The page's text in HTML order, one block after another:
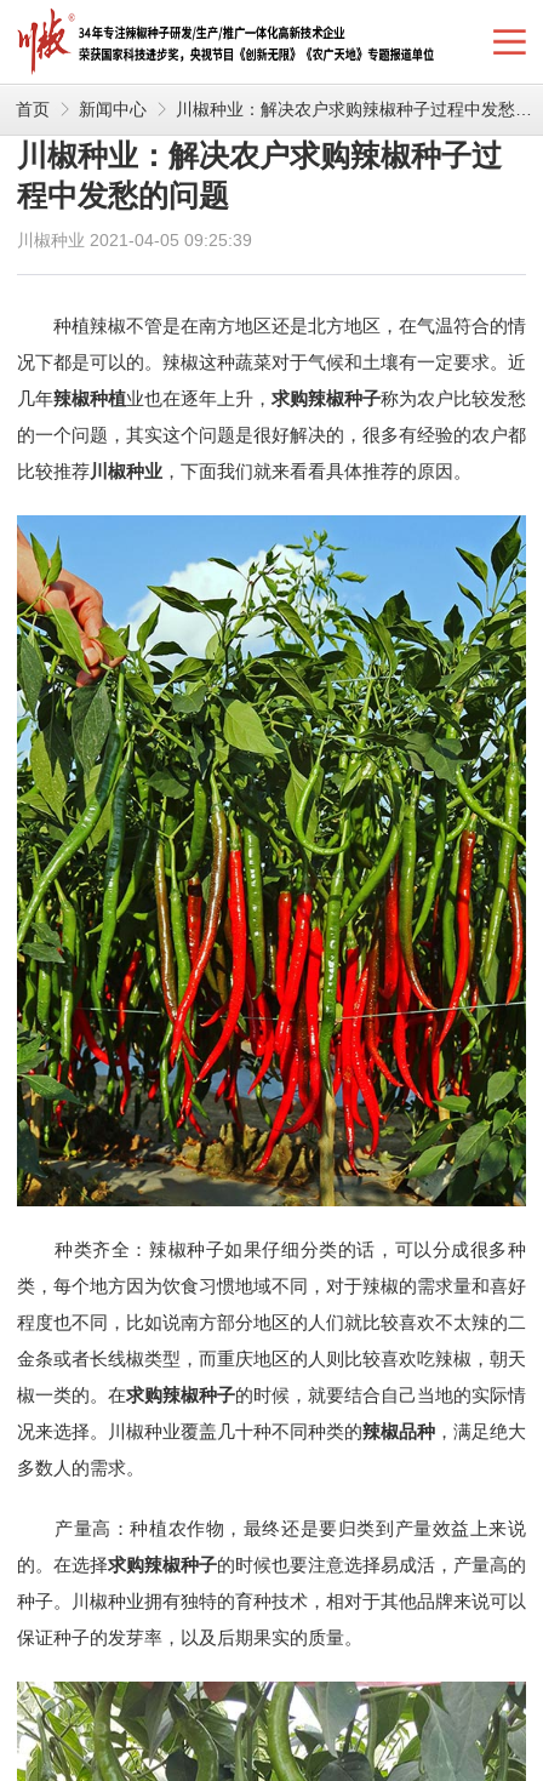
首页 新闻中心 川椒种业：解决农户求购辣椒种子过程中发愁的问题
川椒种业：解决农户求购辣椒种子过
程中发愁的问题
川椒种业 2021-04-05 09:25:39
种植辣椒不管是在南方地区还是北方地区，在气温符合的情
况下都是可以的。辣椒这种蔬菜对于气候和土壤有一定要求。近
几年辣椒种植业也在逐年上升， 求购辣椒种子称为农户比较发愁
的一个问题，其实这个问题是很好解决的，很多有经验的农户都
比较推荐川椒种业 ，下面我们就来看看具体推荐的原因。
种类齐全：辣椒种子如果仔细分类的话，可以分成很多种
类，每个地方因为饮食习惯地域不同，对于辣椒的需求量和喜好
程度也不同，比如说南方部分地区的人们就比较喜欢不太辣的二
金条或者长线椒类型，而重庆地区的人则比较喜欢吃辣椒，朝天
椒一类的。在求购辣椒种子的时候，就要结合自己当地的实际情
况来选择。川椒种业覆盖几十种不同种类的辣椒品种 ，满足绝大
多数人的需求。
产量高：种植农作物，最终还是要归类到产量效益上来说
的。在选择求购辣椒种子的时候也要注意选择易成活，产量高的
种子。川椒种业拥有独特的育种技术，相对于其他品牌来说可以
保证种子的发芽率，以及后期果实的质量。